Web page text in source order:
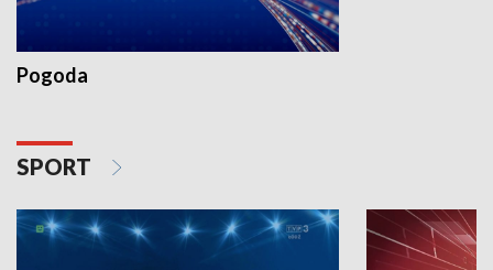
Pogoda
SPORT